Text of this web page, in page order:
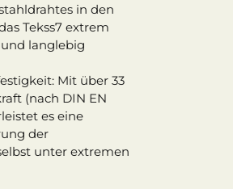
in den
Tekss7 extrem
langlebig
Mit über 33
(nach DIN EN
es eine
der
unter extremen